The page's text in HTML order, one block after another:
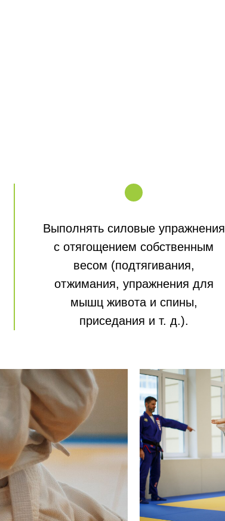
Выполнять силовые упражнения
с отягощением собственным
весом (подтягивания,
отжимания, упражнения для
мышц живота и спины,
приседания и т. д.).